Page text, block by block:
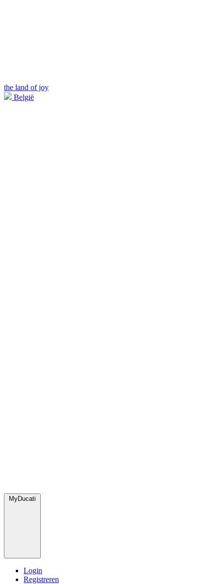
the land of joy
België
MyDucati
Login
Registreren